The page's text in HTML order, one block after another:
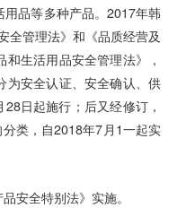
品等多种产品。2017年韩
全管理法》和《品质经营及
生活用品安全管理法》，
为安全认证、安全确认、供
日起施行；后又经修订，
类，自2018年7月1一起实
安全特别法》实施。